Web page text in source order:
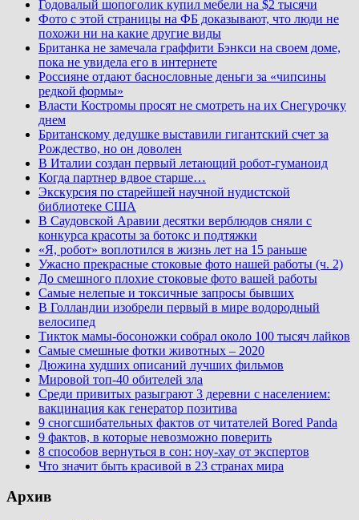
Годовалый шопоголик купил мебели на $2 тысячи
Фото с этой страницы на ФБ доказывают, что люди не
похожи ни на какие другие виды
Британка не замечала граффити Бэнкси на своем доме,
пока не увидела его в интернете
Россияне отдают баснословные деньги за «чипсины
редкой формы»
Власти Костромы просят не смотреть на их Снегурочку
днем
Британскому дедушке выставили гигантский счет за
Рождество, но он доволен
В Италии создан первый летающий робот-гуманоид
Когда партнер вдвое старше…
Экскурсия по старейшей научной нудистской
библиотеке США
В Саудовской Аравии десятки верблюдов сняли с
конкурса красоты за ботокс и подтяжки
«Я, робот» воплотился в жизнь лет на 15 раньше
Ужасно прекрасные стоковые фото нашей работы (ч. 2)
До смешного плохие стоковые фото вашей работы
Самые нелепые и токсичные запросы бывших
В Голландии изобрели первый в мире водородный
велосипед
Тикток мамы-босоножки собрал около 100 тысяч лайков
Самые смешные фотки животных – 2020
Дюжина худших описаний лучших фильмов
Мировой топ-40 обителей зла
Среди привитых разыграют 3 деревни с населением:
вакцинация как генератор позитива
9 сногсшибательных фактов от читателей Bored Panda
9 фактов, в которые невозможно поверить
8 способов вернуться в сон: ноу-хау от экспертов
Что значит быть красивой в 23 странах мира
Архив